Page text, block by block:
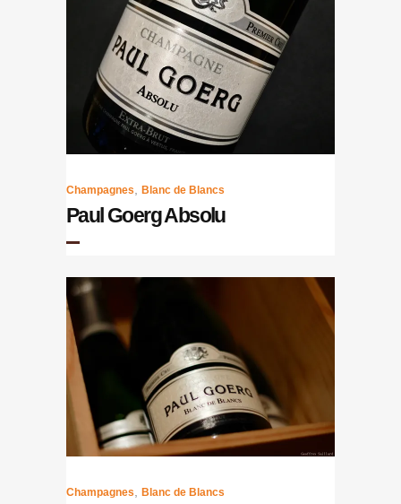
Champagnes Blanc de Blancs
Paul Goerg Absolu
Champagnes Blanc de Blancs